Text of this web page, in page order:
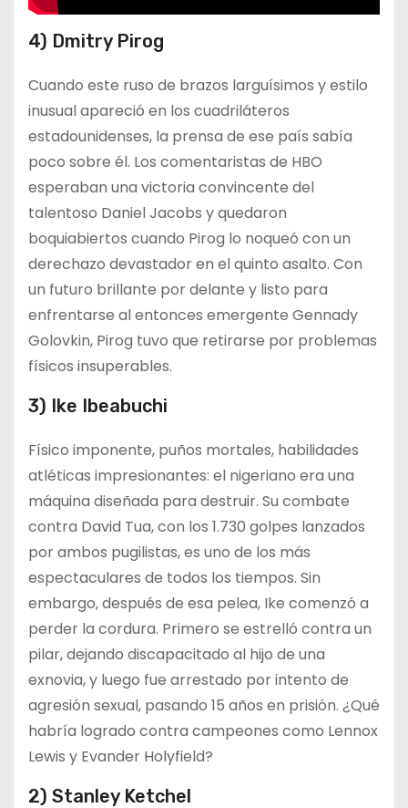
4) Dmitry Pirog
Cuando este ruso de brazos larguísimos y estilo
inusual apareció en los cuadriláteros
estadounidenses, la prensa de ese país sabía
poco sobre él. Los comentaristas de HBO
esperaban una victoria convincente del
talentoso Daniel Jacobs y quedaron
boquiabiertos cuando Pirog lo noqueó con un
derechazo devastador en el quinto asalto. Con
un futuro brillante por delante y listo para
enfrentarse al entonces emergente Gennady
Golovkin, Pirog tuvo que retirarse por problemas
físicos insuperables.
3) Ike Ibeabuchi
Físico imponente, puños mortales, habilidades
atléticas impresionantes: el nigeriano era una
máquina diseñada para destruir. Su combate
contra David Tua, con los 1.730 golpes lanzados
por ambos pugilistas, es uno de los más
espectaculares de todos los tiempos. Sin
embargo, después de esa pelea, Ike comenzó a
perder la cordura. Primero se estrelló contra un
pilar, dejando discapacitado al hijo de una
exnovia, y luego fue arrestado por intento de
agresión sexual, pasando 15 años en prisión. ¿Qué
habría logrado contra campeones como Lennox
Lewis y Evander Holyfield?
2) Stanley Ketchel